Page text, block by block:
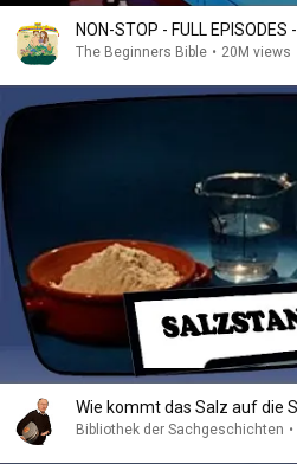
NON-STOP - FULL
The Beginners Bible • 20M views
Wie kommt das Salz auf die
Bibliothek der Sachgeschichten •